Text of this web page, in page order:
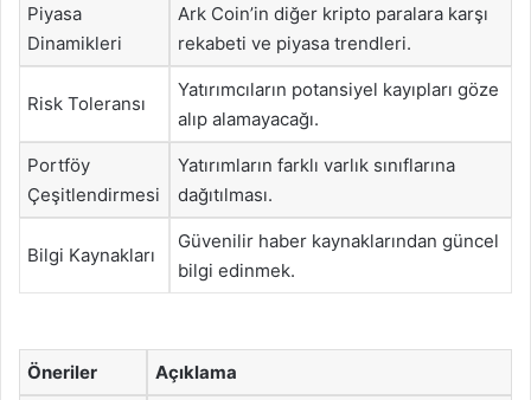
Piyasa
Dinamikleri
Ark Coin’in diğer kripto paralara karşı
rekabeti ve piyasa trendleri.
Risk Toleransı
Yatırımcıların potansiyel kayıpları göze
alıp alamayacağı.
Portföy
Çeşitlendirmesi
Yatırımların farklı varlık sınıflarına
dağıtılması.
Bilgi Kaynakları
Güvenilir haber kaynaklarından güncel
bilgi edinmek.
Öneriler Açıklama